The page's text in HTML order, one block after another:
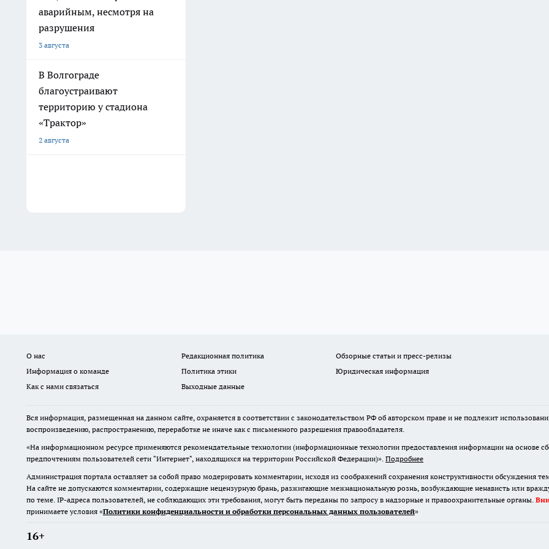
аварийным, несмотря на
разрушения
3 августа
В Волгограде
благоустраивают
территорию у стадиона
«Трактор»
2 августа
О нас Редакционная политика
Обзорные статьи и пресс-релизы
Информация о команде
Политика этики
Юридическая информация
Как с нами связаться
Выходные данные
Вся информация, размещенная на данном сайте, охраняется в соответствии с законодательством РФ об авторском праве и не подлежит
воспроизведению, распространению, переработке не иначе как с письменного разрешения правообладателя.
«На информационном ресурсе применяются рекомендательные технологии (информационные технологии предоставления информации на основе
предпочтениям пользователей сети "Интернет", находящихся на территории Российской Федерации)». Подробнее
Администрация портала оставляет за собой право модерировать комментарии, исходя из соображений сохранения конструктивности обсуждения
На сайте не допускаются комментарии, содержащие нецензурную брань, разжигающие межнациональную рознь, возбуждающие ненависть или
по теме. IP-адреса пользователей, не соблюдающих эти требования, могут быть переданы по запросу в надзорные и правоохранительные органы.
принимаете условия «Политики конфиденциальности и обработки персональных данных пользователей»
16+